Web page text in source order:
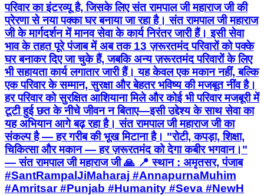
परिवार का इंटरव्यू है, जिसके लिए संत रामपाल जी महाराज जी की
प्रेरणा से नया पक्का घर बनाया जा रहा है। संत रामपाल जी महाराज
जी के मार्गदर्शन में मानव सेवा के कार्य निरंतर जारी हैं। इसी सेवा
भाव के तहत पूरे पंजाब में अब तक 13 ज़रूरतमंद परिवारों को पक्के
घर बनाकर दिए जा चुके हैं, जबकि अन्य ज़रूरतमंद परिवारों के लिए
भी सहायता कार्य लगातार जारी हैं। यह केवल एक मकान नहीं, बल्कि
एक परिवार के सम्मान, सुरक्षा और बेहतर भविष्य की मजबूत नींव है।
हर परिवार को सुरक्षित आशियाना मिले और कोई भी परिवार मजबूरी में
टूटी हुई छत के नीचे जीवन न बिताए—इसी उद्देश्य के साथ सेवा का
यह अभियान आगे बढ़ रहा है। संत रामपाल जी महाराज जी का
संकल्प है — हर गरीब की भूख मिटाना है। "रोटी, कपड़ा, शिक्षा,
चिकित्सा और मकान — हर ज़रूरतमंद को देगा कबीर भगवान।"
— संत रामपाल जी महाराज जी 🙏 📍 स्थान : अमृतसर, पंजाब
#SantRampalJiMaharaj #AnnapurnaMuhim
#Amritsar #Punjab #Humanity #Seva #NewH